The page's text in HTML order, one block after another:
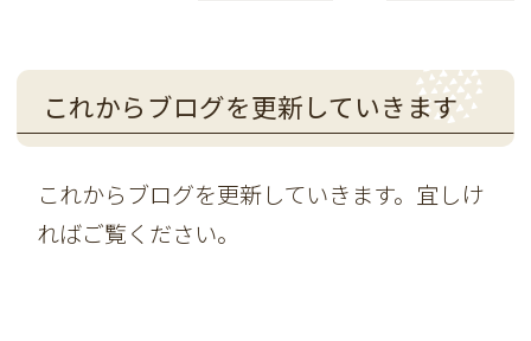
これからブログを更新していきます
これからブログを更新していきます。宜しけ
ればご覧ください。